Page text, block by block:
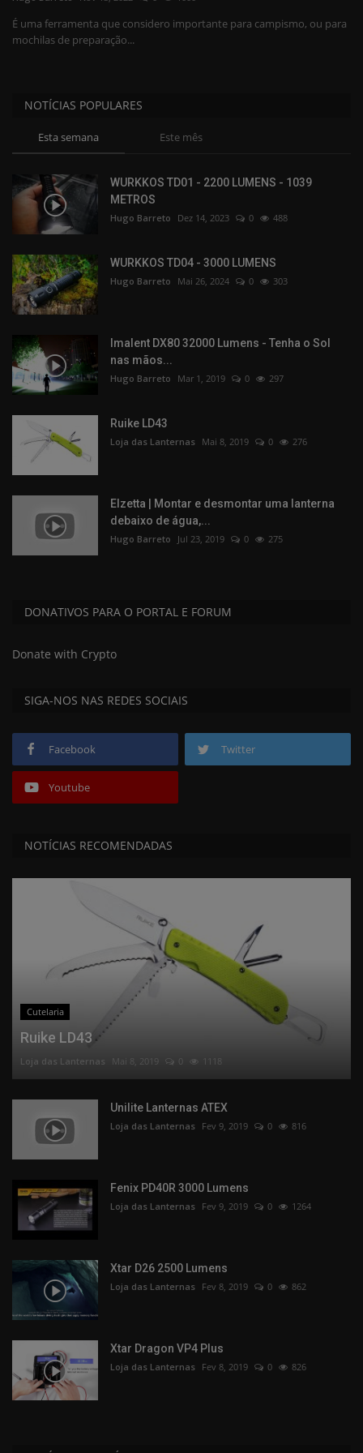
Apoio Desporto
Comunidade
É uma ferramenta que considero importante para campismo, ou para
mochilas de preparação...
NOTÍCIAS POPULARES
Esta semana Este mês
WURKKOS TD01 - 2200 LUMENS - 1039
METROS
Hugo Barreto Dez 14, 2023 0 488
WURKKOS TD04 - 3000 LUMENS
Hugo Barreto Mai 26, 2024 0 303
Imalent DX80 32000 Lumens - Tenha o Sol
nas mãos...
Hugo Barreto Mar 1, 2019 0 297
Ruike LD43
Loja das Lanternas Mai 8, 2019 0 276
Elzetta | Montar e desmontar uma lanterna
debaixo de água,...
Hugo Barreto Jul 23, 2019 0 275
DONATIVOS PARA O PORTAL E FORUM
Donate with Crypto
SIGA-NOS NAS REDES SOCIAIS
Facebook Twitter
Youtube
NOTÍCIAS RECOMENDADAS
Cutelaria
Ruike LD43
Loja das Lanternas Mai 8, 2019 0 1118
Unilite Lanternas ATEX
Loja das Lanternas Fev 9, 2019 0 816
Fenix PD40R 3000 Lumens
Loja das Lanternas Fev 9, 2019 0 1264
Xtar D26 2500 Lumens
Loja das Lanternas Fev 8, 2019 0 862
Xtar Dragon VP4 Plus
Loja das Lanternas Fev 8, 2019 0 826